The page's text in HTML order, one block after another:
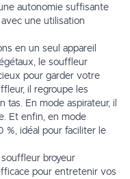
autonomie suffisante
une utilisation
en un seul appareil
le souffleur
pour garder votre
il regroupe les
En mode aspirateur, il
Et enfin, en mode
%, idéal pour faciliter le
souffleur broyeur
pour entretenir vos